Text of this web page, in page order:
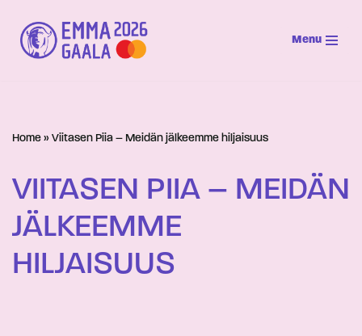
Siirry
suoraan
Menu
Home » Viitasen Piia – Meidän jälkeemme hiljaisuus
VIITASEN PIIA – MEIDÄN
JÄLKEEMME
HILJAISUUS